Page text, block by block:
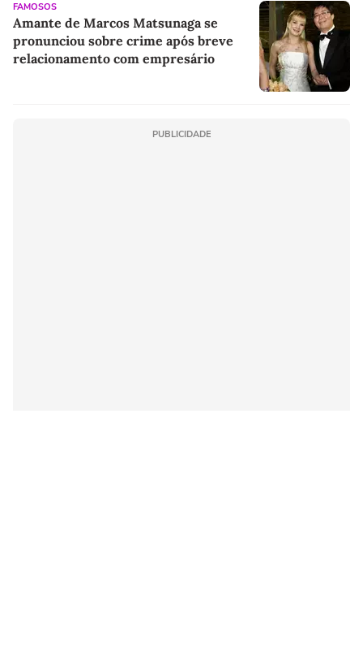
FAMOSOS
Amante de Marcos Matsunaga se
pronunciou sobre crime após breve
relacionamento com empresário
PUBLICIDADE